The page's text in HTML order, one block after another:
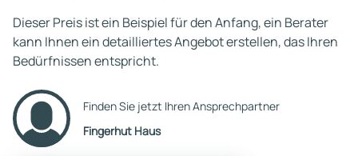
Dieser Preis ist ein Beispiel für den Anfang, ein Berater
kann Ihnen ein detailliertes Angebot erstellen, das Ihren
Bedürfnissen entspricht.
Finden Sie jetzt Ihren Ansprechpartner
Fingerhut Haus